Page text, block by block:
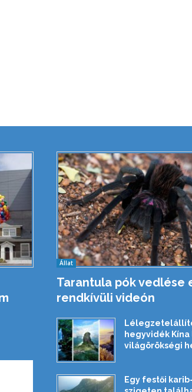
Állat
Tarantula pók vedlése
rendkívüli videón
hegyvidék
világörökségi
Egy festői